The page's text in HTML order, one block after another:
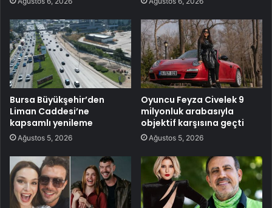
Bursa Büyükşehir’den
Liman Caddesi’ne
kapsamlı yenileme
Ağustos 5, 2026
Oyuncu Feyza Civelek 9
milyonluk arabasıyla
objektif karşısına geçti
Ağustos 5, 2026